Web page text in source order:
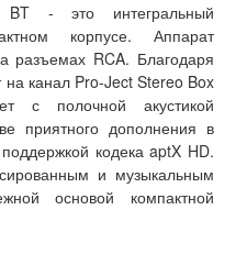
- это интегральный
корпусе. Аппарат
RCA. Благодаря
канал Pro-Ject Stereo Box
с полочной акустикой
приятного дополнения в
кодека aptX HD.
и музыкальным
основой компактной